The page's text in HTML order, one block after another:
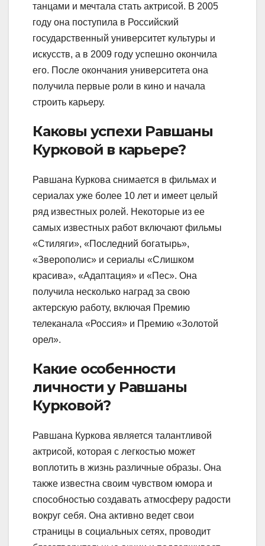
танцами и мечтала стать актрисой. В 2005
году она поступила в Российский
государственный университет культуры и
искусств, а в 2009 году успешно окончила
его. После окончания университета она
получила первые роли в кино и начала
строить карьеру.
Каковы успехи Равшаны
Курковой в карьере?
Равшана Куркова снимается в фильмах и
сериалах уже более 10 лет и имеет целый
ряд известных ролей. Некоторые из ее
самых известных работ включают фильмы
«Стиляги», «Последний богатырь»,
«Зверополис» и сериалы «Слишком
красива», «Адаптация» и «Пес». Она
получила несколько наград за свою
актерскую работу, включая Премию
телеканала «Россия» и Премию «Золотой
орел».
Какие особенности
личности у Равшаны
Курковой?
Равшана Куркова является талантливой
актрисой, которая с легкостью может
воплотить в жизнь различные образы. Она
также известна своим чувством юмора и
способностью создавать атмосферу радости
вокруг себя. Она активно ведет свои
страницы в социальных сетях, проводит